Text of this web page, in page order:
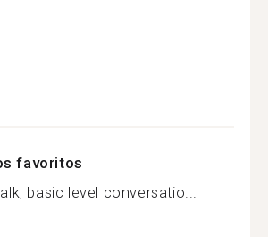
favoritos
basic level conversatio...